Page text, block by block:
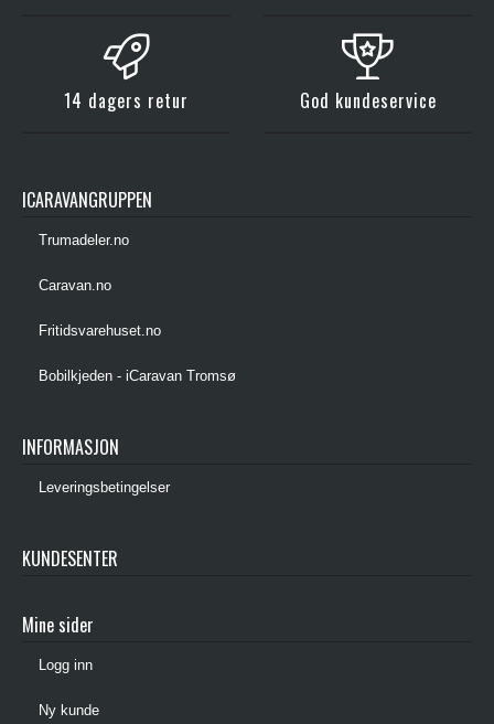
14 dagers retur God kundeservice
ICARAVANGRUPPEN
Trumadeler.no
Caravan.no
Fritidsvarehuset.no
Bobilkjeden - iCaravan Tromsø
INFORMASJON
Leveringsbetingelser
KUNDESENTER
Mine sider
Logg inn
Ny kunde